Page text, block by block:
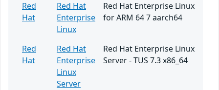
Red
Hat
Red Hat
Enterprise
Linux
Red Hat Enterprise Linux
for ARM 64 7 aarch64
Red
Hat
Red Hat
Enterprise
Linux
Server
Red Hat Enterprise Linux
Server - TUS 7.3 x86_64